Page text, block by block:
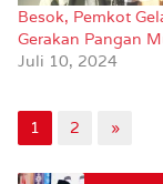
Besok, Pemkot
Gerakan Pangan
Juli 10, 2024
1 2 »